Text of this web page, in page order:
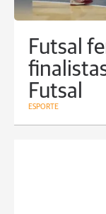
Futsal
Futsal
ESPORTE